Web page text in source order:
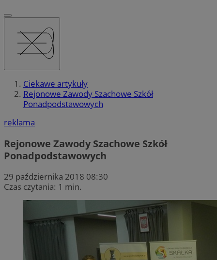
Ciekawe artykuły
Rejonowe Zawody Szachowe Szkół
Ponadpodstawowych
reklama
Rejonowe Zawody Szachowe Szkół
Ponadpodstawowych
29 października 2018 08:30
Czas czytania: 1 min.